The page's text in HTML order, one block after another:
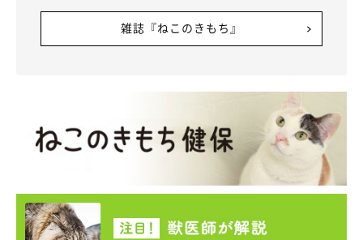
フシギな行動をする猫から目が離せない！
雑誌『ねこのきもち』